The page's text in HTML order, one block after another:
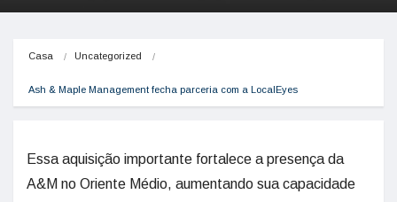
Casa Uncategorized
Ash & Maple Management fecha parceria com a LocalEyes
Essa aquisição importante fortalece a presença da
A&M no Oriente Médio, aumentando sua capacidade